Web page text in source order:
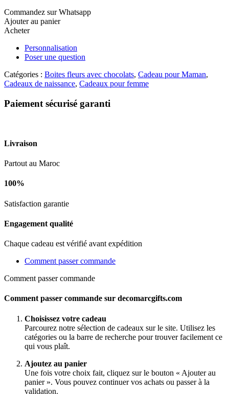
chapeau
avec
patchi
Commandez sur Whatsapp
Ajouter au panier
Acheter
Personnalisation
Poser une question
Catégories : Boites fleurs avec chocolats, Cadeau pour Maman,
Cadeaux de naissance, Cadeaux pour femme
Paiement sécurisé garanti
Livraison
Partout au Maroc
100%
Satisfaction garantie
Engagement qualité
Chaque cadeau est vérifié avant expédition
Comment passer commande
Comment passer commande
Comment passer commande sur decomarcgifts.com
Choisissez votre cadeau
Parcourez notre sélection de cadeaux sur le site. Utilisez les
catégories ou la barre de recherche pour trouver facilement ce
qui vous plaît.
Ajoutez au panier
Une fois votre choix fait, cliquez sur le bouton « Ajouter au
panier ». Vous pouvez continuer vos achats ou passer à la
validation.